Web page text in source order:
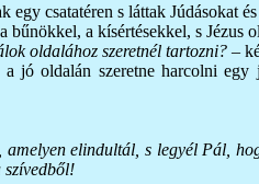
egy csatatéren s láttak Júdásokat
a kísértésekkel, s Jézus
oldalához szeretnél tartozni? –
jó oldalán szeretne harcolni
elindultál, s legyél Pál,
szívedből!